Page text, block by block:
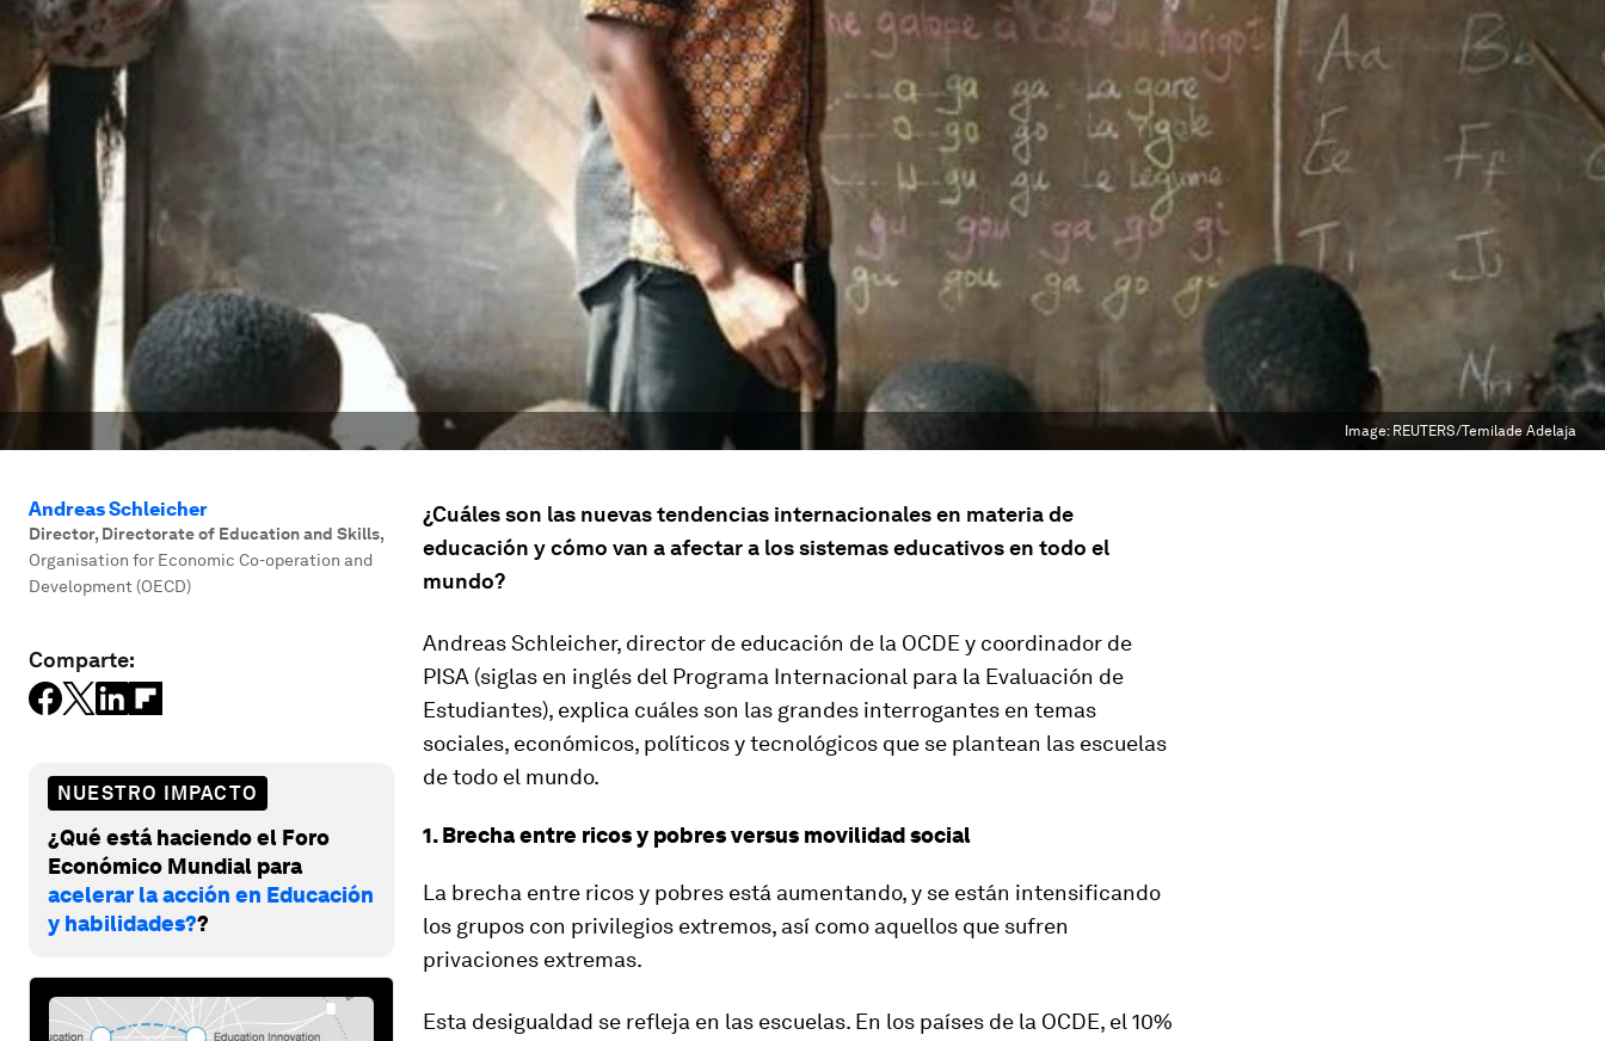
Image: REUTERS/Temilade Adelaja
Andreas Schleicher
Director, Directorate of Education and Skills,
Organisation for Economic Co-operation and
Development (OECD)
Comparte:
NUESTRO IMPACTO
¿Qué está haciendo el Foro
Económico Mundial para
acelerar la acción en Educación
y habilidades??
¿Cuáles son las nuevas tendencias internacionales en materia de
educación y cómo van a afectar a los sistemas educativos en todo el
mundo?
Andreas Schleicher, director de educación de la OCDE y coordinador de
PISA (siglas en inglés del Programa Internacional para la Evaluación de
Estudiantes), explica cuáles son las grandes interrogantes en temas
sociales, económicos, políticos y tecnológicos que se plantean las escuelas
de todo el mundo.
1. Brecha entre ricos y pobres versus movilidad social
La brecha entre ricos y pobres está aumentando, y se están intensificando
los grupos con privilegios extremos, así como aquellos que sufren
privaciones extremas.
Esta desigualdad se refleja en las escuelas. En los países de la OCDE, el 10%